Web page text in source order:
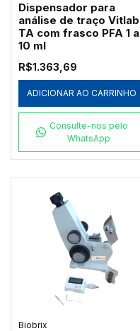
Dispensador para
análise de traço Vitlab
TA com frasco PFA 1 a
10 ml
R$1.363,69
ADICIONAR AO CARRINHO
Consulte-nos pelo
WhatsApp
Biobrix